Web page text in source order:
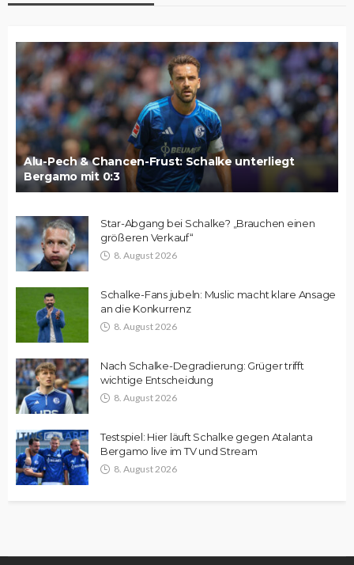
Alu-Pech & Chancen-Frust: Schalke unterliegt
Bergamo mit 0:3
Star-Abgang bei Schalke? „Brauchen einen
größeren Verkauf“
8. August 2026
Schalke-Fans jubeln: Muslic macht klare Ansage
an die Konkurrenz
8. August 2026
Nach Schalke-Degradierung: Grüger trifft
wichtige Entscheidung
8. August 2026
Testspiel: Hier läuft Schalke gegen Atalanta
Bergamo live im TV und Stream
8. August 2026